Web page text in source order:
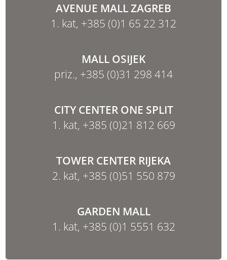
AVENUE MALL ZAGREB
1. kat, +385 (0)1 65 22 312
MALL OSIJEK
priz., +385 (0)31 298 414
CITY CENTER ONE SPLIT
1. kat, +385 (0)21 812 669
TOWER CENTER RIJEKA
2. kat, +385 (0)51 550 879
GARDEN MALL
1. kat, +385 (0)1 5551 632